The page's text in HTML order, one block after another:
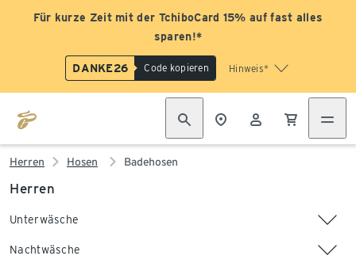
Für kurze Zeit mit der TchiboCard 15% auf fast alles
sparen!*
DANKE26 Code kopieren Hinweis*
Herren Hosen Badehosen
Herren
Unterwäsche
Nachtwäsche